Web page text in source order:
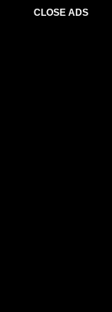
CLOSE ADS